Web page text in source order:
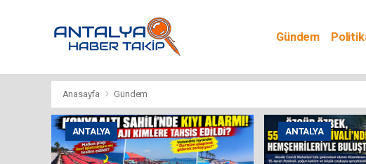
Gündem
Anasayfa Gündem
ANTALYA ANTALYA